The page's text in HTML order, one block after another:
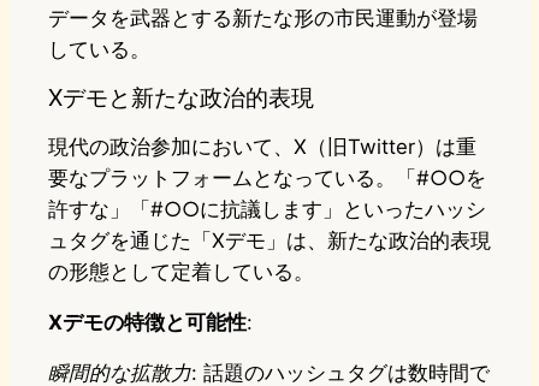
データを武器とする新たな形の市民運動が登場
している。
Xデモと新たな政治的表現
現代の政治参加において、X（旧Twitter）は重
要なプラットフォームとなっている。「#○○を
許すな」「#○○に抗議します」といったハッシ
ュタグを通じた「Xデモ」は、新たな政治的表現
の形態として定着している。
Xデモの特徴と可能性:
瞬間的な拡散力: 話題のハッシュタグは数時間で